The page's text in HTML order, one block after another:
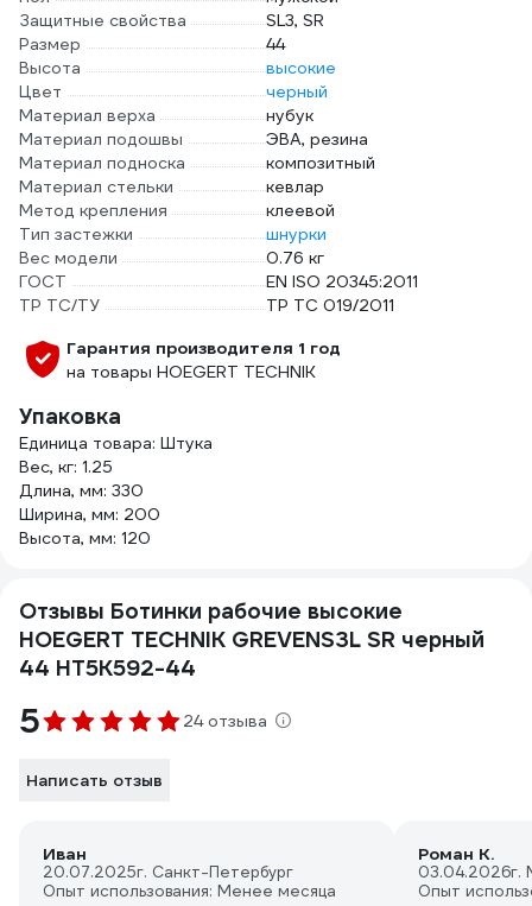
Защитные свойства
SL3, SR
Размер
44
Высота
высокие
Цвет
черный
Материал верха
нубук
Материал подошвы
ЭВА, резина
Материал подноска
композитный
Материал стельки
кевлар
Метод крепления
клеевой
Тип застежки
шнурки
Вес модели
0.76 кг
ГОСТ
EN ISO 20345:2011
ТР ТС/ТУ
ТР ТС 019/2011
Гарантия производителя 1 год
на товары HOEGERT TECHNIK
Упаковка
Единица товара: Штука
Вес, кг: 1.25
Длина, мм: 330
Ширина, мм: 200
Высота, мм: 120
Отзывы Ботинки рабочие высокие
HOEGERT TECHNIK GREVENS3L SR черный
44 HT5K592-44
5 24 отзыва
Написать отзыв
Иван
20.07.2025г. Санкт-Петербург
Опыт использования: Менее месяца
Роман К.
03.04.2026г.
Опыт